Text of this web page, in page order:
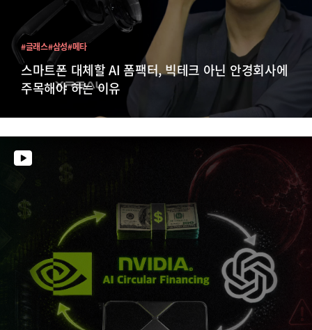
스마트폰 대체할 AI 폼팩터, 빅테크 아닌 안경회사에
주목해야 하는 이유
#글래스#삼성#메타